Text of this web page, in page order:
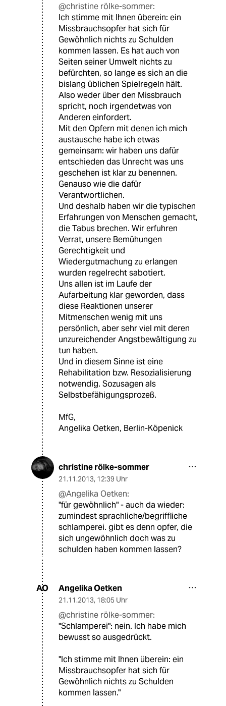
@christine rölke-sommer:
Ich stimme mit Ihnen überein: ein
Missbrauchsopfer hat sich für
Gewöhnlich nichts zu Schulden
kommen lassen. Es hat auch von
Seiten seiner Umwelt nichts zu
befürchten, so lange es sich an die
bislang üblichen Spielregeln hält.
Also weder über den Missbrauch
spricht, noch irgendetwas von
Anderen einfordert.
Mit den Opfern mit denen ich mich
austausche habe ich etwas
gemeinsam: wir haben uns dafür
entschieden das Unrecht was uns
geschehen ist klar zu benennen.
Genauso wie die dafür
Verantwortlichen.
Und deshalb haben wir die typischen
Erfahrungen von Menschen gemacht,
die Tabus brechen. Wir erfuhren
Verrat, unsere Bemühungen
Gerechtigkeit und
Wiedergutmachung zu erlangen
wurden regelrecht sabotiert.
Uns allen ist im Laufe der
Aufarbeitung klar geworden, dass
diese Reaktionen unserer
Mitmenschen wenig mit uns
persönlich, aber sehr viel mit deren
unzureichender Angstbewältigung zu
tun haben.
Und in diesem Sinne ist eine
Rehabilitation bzw. Resozialisierung
notwendig. Sozusagen als
Selbstbefähigungsprozeß.
MfG,
Angelika Oetken, Berlin-Köpenick
christine rölke-sommer
21.11.2013, 12:39 Uhr
@Angelika Oetken:
"für gewöhnlich" - auch da wieder:
zumindest sprachliche/begriffliche
schlamperei. gibt es denn opfer, die
sich ungewöhnlich doch was zu
schulden haben kommen lassen?
AO Angelika Oetken
21.11.2013, 18:05 Uhr
@christine rölke-sommer:
"Schlamperei": nein. Ich habe mich
bewusst so ausgedrückt.
"Ich stimme mit Ihnen überein: ein
Missbrauchsopfer hat sich für
Gewöhnlich nichts zu Schulden
kommen lassen."